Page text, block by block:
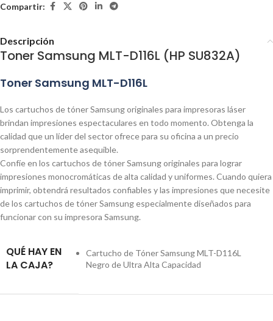
Compartir:
Descripción
Toner Samsung MLT-D116L (HP SU832A)
Toner Samsung MLT-D116L
Los cartuchos de tóner Samsung originales para impresoras láser
brindan impresiones espectaculares en todo momento. Obtenga la
calidad que un líder del sector ofrece para su oficina a un precio
sorprendentemente asequible.
Confíe en los cartuchos de tóner Samsung originales para lograr
impresiones monocromáticas de alta calidad y uniformes. Cuando quiera
imprimir, obtendrá resultados confiables y las impresiones que necesite
de los cartuchos de tóner Samsung especialmente diseñados para
funcionar con su impresora Samsung.
QUÉ HAY EN
LA CAJA?
Cartucho de Tóner Samsung MLT-D116L
Negro de Ultra Alta Capacidad